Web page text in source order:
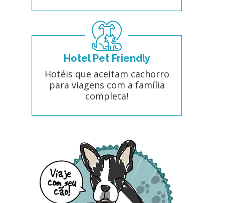
Hotel Pet Friendly
Hotéis que aceitam cachorro
para viagens com a família
completa!